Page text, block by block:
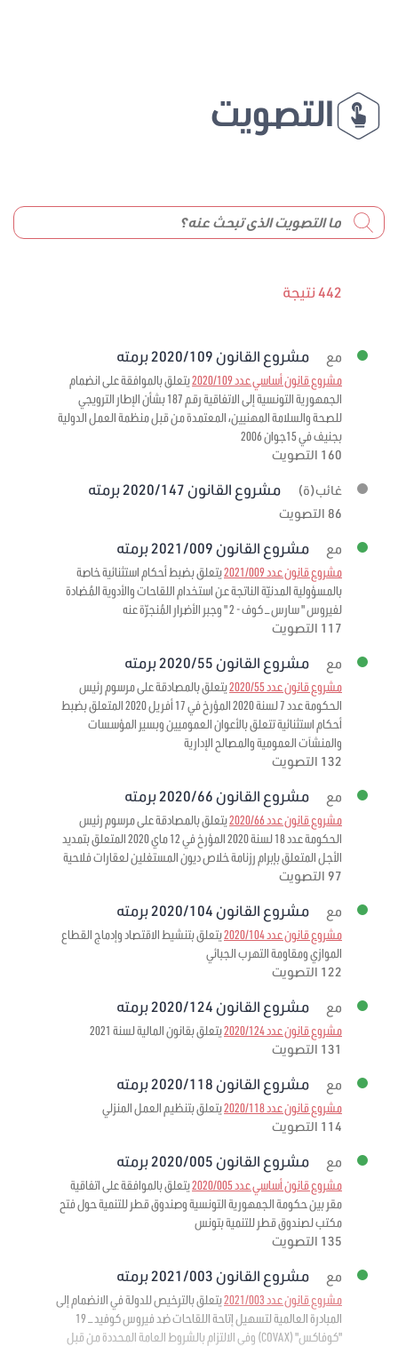
التصويت
442 نتيجة
مع مشروع القانون 2020/109 برمته
مشروع قانون أساسي عدد 2020/109
يتعلق بالموافقة على انضمام
الجمهورية التونسية إلى الاتفاقية رقم 187 بشأن الإطار الترويجي
للصحة والسلامة المهنيين، المعتمدة من قبل منظمة العمل الدولية
بجنيف في 15جوان 2006
160 التصويت
غائب(ة) مشروع القانون 2020/147 برمته
86 التصويت
مع مشروع القانون 2021/009 برمته
مشروع قانون عدد 2021/009
يتعلق بضبط أحكام استثنائية خاصة
بالمسؤولية المدنيّة الناتجة عن استخدام اللقاحات والأدوية المُضادة
لفيروس " سارس – كوف - 2 " وجبر الأضرار المُنجرّة عنه
117 التصويت
مع مشروع القانون 2020/55 برمته
مشروع قانون عدد 2020/55
يتعلق بالمصادقة على مرسوم رئيس
الحكومة عدد 7 لسنة 2020 المؤرخ في 17 أفريل 2020 المتعلق بضبط
أحكام استثنائية تتعلق بالأعوان العموميين وبسير المؤسسات
والمنشآت العمومية والمصالح الإدارية
132 التصويت
مع مشروع القانون 2020/66 برمته
مشروع قانون عدد 2020/66
يتعلق بالمصادقة على مرسوم رئيس
الحكومة عدد 18 لسنة 2020 المؤرخ في 12 ماي 2020 المتعلق بتمديد
الأجل المتعلق بإبرام رزنامة خلاص ديون المستغلين لعقارات فلاحية
97 التصويت
مع مشروع القانون 2020/104 برمته
مشروع قانون عدد 2020/104
يتعلق بتنشيط الاقتصاد وإدماج القطاع
الموازي ومقاومة التهرب الجبائي
122 التصويت
مع مشروع القانون 2020/124 برمته
مشروع قانون عدد 2020/124
يتعلق بقانون المالية لسنة 2021
131 التصويت
مع مشروع القانون 2020/118 برمته
مشروع قانون عدد 2020/118
يتعلق بتنظيم العمل المنزلي
114 التصويت
مع مشروع القانون 2020/005 برمته
مشروع قانون أساسي عدد 2020/005
يتعلق بالموافقة على اتفاقية
مقر بين حكومة الجمهورية التونسية وصندوق قطر للتنمية حول فتح
مكتب لصندوق قطر للتنمية بتونس
135 التصويت
مع مشروع القانون 2021/003 برمته
مشروع قانون عدد 2021/003
يتعلق بالترخيص للدولة في الانضمام إلى
المبادرة العالمية لتسهيل إتاحة اللقاحات ضد فيروس كوفيد – 19
"كوفاكس" (COVAX) وفي الالتزام بالشروط العامة المحددة من قبل